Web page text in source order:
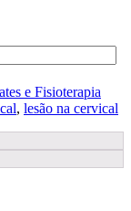
e Fisioterapia
, lesão na cervical